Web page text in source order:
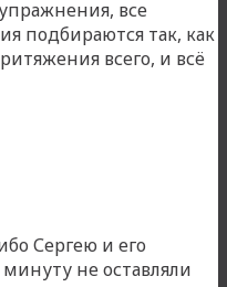
все
подбираются так, как
всего, и всё
Сергею и его
не оставляли